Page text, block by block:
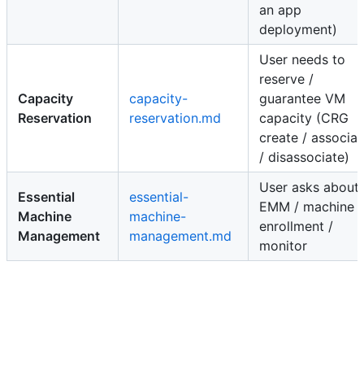
an app
deployment)
Capacity
Reservation
capacity-
reservation.md
User needs to
reserve /
guarantee VM
capacity (CRG
create /
/ disassociate)
Essential
Machine
Management
essential-
machine-
management.md
User asks about
EMM / machine
enrollment /
monitor